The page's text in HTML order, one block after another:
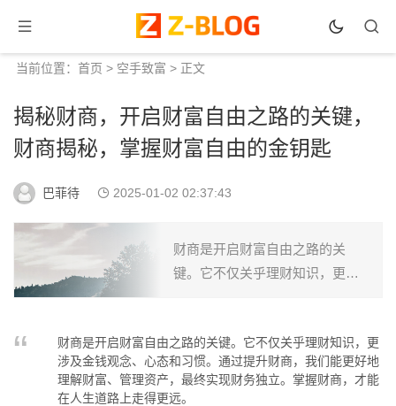
当前位置： 首页 > 空手致富 > 正文
揭秘财商，开启财富自由之路的关键，
财商揭秘，掌握财富自由的金钥匙
巴菲待 2025-01-02 02:37:43
财商是开启财富自由之路的关
键。它不仅关乎理财知识，更涉
富、管理资产，最终实现财务独
立。掌握财商，才能在人生道路
上...
财商是开启财富自由之路的关键。它不仅关乎理财知识，更
涉及金钱观念、心态和习惯。通过提升财商，我们能更好地
理解财富、管理资产，最终实现财务独立。掌握财商，才能
在人生道路上走得更远。